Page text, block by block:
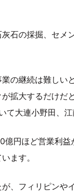
石の採掘、セメ
の継続は難しい
拡大するだけだ
大連小野田、江
円ほど営業利
ます。
、フィリピンや